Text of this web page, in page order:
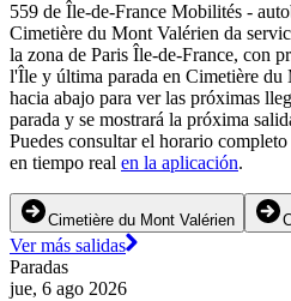
559 de Île-de-France Mobilités -
Cimetière du Mont Valérien da
la zona de Paris Île-de-France, con
l'Île y última parada en Cimetière du
hacia abajo para ver las próximas
parada y se mostrará la próxima
Puedes consultar el horario
en tiempo real en la aplicación.
Cimetière du Mont Valérien
Ver más salidas
Paradas
jue, 6 ago 2026